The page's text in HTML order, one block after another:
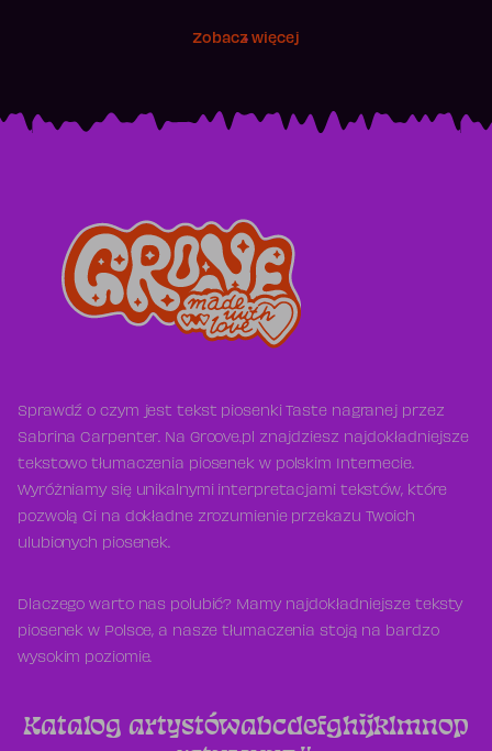
Zobacz więcej
Sprawdź o czym jest tekst piosenki Taste nagranej przez
Sabrina Carpenter. Na Groove.pl znajdziesz najdokładniejsze
tekstowo tłumaczenia piosenek w polskim Internecie.
Wyróżniamy się unikalnymi interpretacjami tekstów, które
pozwolą Ci na dokładne zrozumienie przekazu Twoich
ulubionych piosenek.
Dlaczego warto nas polubić? Mamy najdokładniejsze teksty
piosenek w Polsce, a nasze tłumaczenia stoją na bardzo
wysokim poziomie.
Katalog artystówabcdefghijklmnop